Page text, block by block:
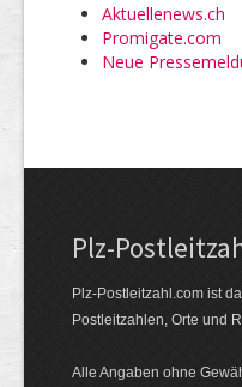
Aktuellenews.ch
Promigate.com
Neue
Plz-
Plz-Postleitzahl.com ist
Postleitzahlen, Orte und
Alle Angaben ohne